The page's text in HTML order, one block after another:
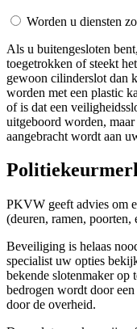
Worden u diensten
Als u buitengesloten
toegetrokken of steekt
gewoon cilinderslot dan
worden met een plastic
of is dat een
uitgeboord worden,
aangebracht wordt aan
PKVW geeft advies om
(deuren, ramen, poorten,
Beveiliging is helaas
specialist uw opties
bekende slotenmaker op
bedrogen wordt door
door de overheid.